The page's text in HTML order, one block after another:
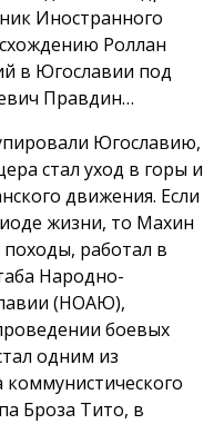
Иностранного
Роллан
в Югославии под
Правдин…
Югославию,
стал уход в горы и
движения. Если
жизни, то Махин
работал в
Народно-
(НОАЮ),
боевых
одним из
Броза Тито, в